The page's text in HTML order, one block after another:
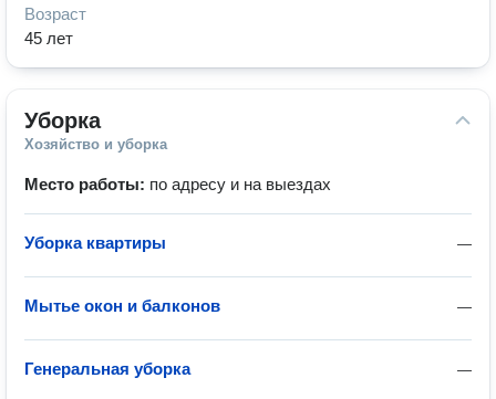
Возраст
45 лет
Уборка
Хозяйство и уборка
Место работы: по адресу и на выездах
—
Уборка квартиры
—
Мытье окон и балконов
—
Генеральная уборка